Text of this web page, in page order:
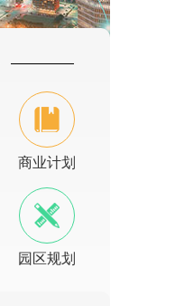
商业计划
园区规划